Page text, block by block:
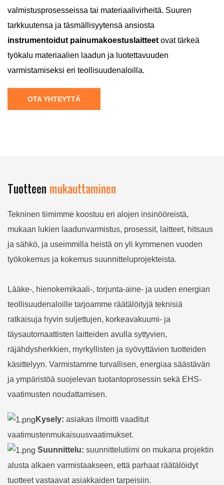
valmistusprosesseissa tai materiaalivirheitä. Suuren
tarkkuutensa ja täsmällisyytensä ansiosta
instrumentoidut painumakoestuslaitteet ovat tärkeä
työkalu materiaalien laadun ja luotettavuuden
varmistamiseksi eri teollisuudenaloilla.
OTA YHTEYTTÄ
Tuotteen mukauttaminen
Tekninen tiimimme koostuu eri alojen insinööreistä,
mukaan lukien laadunvarmistus, prosessit, laitteet, hitsaus
ja sähkö, ja useimmilla heistä on yli kymmenen vuoden
työkokemus ja kokemus suunnitteluprojekteista.
Lääke-, hienokemikaali-, torjunta-aine- ja uuden energian
teollisuudenaloille tarjoamme räätälöityjä teknisiä
ratkaisuja hyvin suljettujen, korkeavakuumi- ja
täysautomaattisten laitteiden avulla syttyvien,
räjähdysherkkien, myrkyllisten ja syövyttävien tuotteiden
käsittelyyn. Varmistamme turvallisen, energiaa säästävän
ja ympäristöä suojelevan tuotantoprosessin sekä EHS-
vaatimusten noudattamisen.
Kysely: asiakas ilmoitti vaaditut
vaatimustenmukaisuusvaatimukset.
Suunnittelu: suunnittelutiimi on mukana projektin
alusta alkaen varmistaakseen, että parhaat räätälöidyt
tuotteet vastaavat asiakkaiden tarpeisiin.